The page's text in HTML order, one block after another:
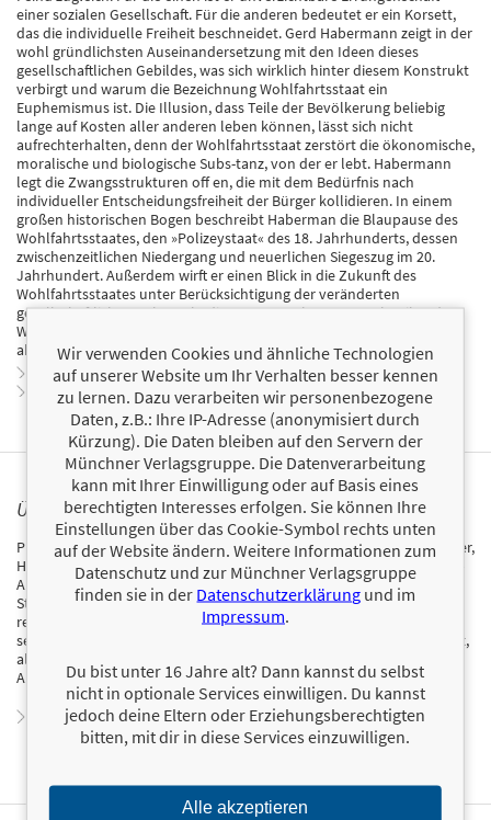
einer sozialen Gesellschaft. Für die anderen bedeutet er ein Korsett,
das die individuelle Freiheit beschneidet. Gerd Habermann zeigt in der
wohl gründlichsten Auseinandersetzung mit den Ideen dieses
gesellschaftlichen Gebildes, was sich wirklich hinter diesem Konstrukt
verbirgt und warum die Bezeichnung Wohlfahrtsstaat ein
Euphemismus ist. Die Illusion, dass Teile der Bevölkerung beliebig
lange auf Kosten aller anderen leben können, lässt sich nicht
aufrechterhalten, denn der Wohlfahrtsstaat zerstört die ökonomische,
moralische und biologische Subs-tanz, von der er lebt. Habermann
legt die Zwangsstrukturen off en, die mit dem Bedürfnis nach
individueller Entscheidungsfreiheit der Bürger kollidieren. In einem
großen historischen Bogen beschreibt Haberman die Blaupause des
Wohlfahrtsstaates, den »Polizeystaat« des 18. Jahrhunderts, dessen
zwischenzeitlichen Niedergang und neuerlichen Siegeszug im 20.
Jahrhundert. Außerdem wirft er einen Blick in die Zukunft des
Wohlfahrtsstaates unter Berücksichtigung der veränderten
gesellschaftlichen Rahmenbedingungen. Habermanns Klassiker der
Wohlfahrtsstaatskritik erscheint nun in dritter, überarbeiteter und
aktualisierter Auflage.
Zur Leseprobe
Zum Inhaltsverzeichnis
ÜBER GERD HABERMANN
Professor Dr. Gerd Habermann ist Wirtschaftsphilosoph und Historiker,
Honorarprofessor an der Universität Potsdam, Initiator der Friedrich-
August-von-Hayek-Gesellschaft in Berlin und Vorsitzender der Hayek-
Stiftung für eine freie Gesellschaft. Zudem ist er Mitglied der
renommierten Mont Pelerin Society und vielseitiger Publizist. Zu
seinen zahlreichen Büchern gehört zuletzt Knechtschaft oder Freiheit,
als Gastautor verfasst er regelmäßig Beiträge für die Frankfurter
Allgemeine Zeitung, die Neue Zürcher Zeitungund Die Welt.
Zum Profil von Gerd Habermann
Wir verwenden Cookies und ähnliche Technologien
auf unserer Website um Ihr Verhalten besser kennen
zu lernen. Dazu verarbeiten wir personenbezogene
Daten, z.B.: Ihre IP-Adresse (anonymisiert durch
Kürzung). Die Daten bleiben auf den Servern der
Münchner Verlagsgruppe. Die Datenverarbeitung
kann mit Ihrer Einwilligung oder auf Basis eines
berechtigten Interesses erfolgen. Sie können Ihre
Einstellungen über das Cookie-Symbol rechts unten
auf der Website ändern. Weitere Informationen zum
Datenschutz und zur Münchner Verlagsgruppe
finden sie in der Datenschutzerklärung und im
Impressum.
Du bist unter 16 Jahre alt? Dann kannst du selbst
nicht in optionale Services einwilligen. Du kannst
jedoch deine Eltern oder Erziehungsberechtigten
bitten, mit dir in diese Services einzuwilligen.
Alle akzeptieren